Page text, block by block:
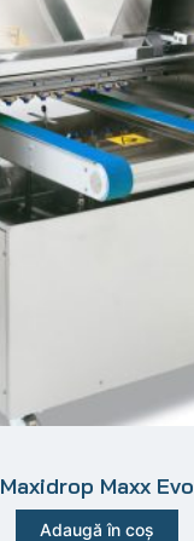
Maxidrop Maxx Evo
Adaugă în coș